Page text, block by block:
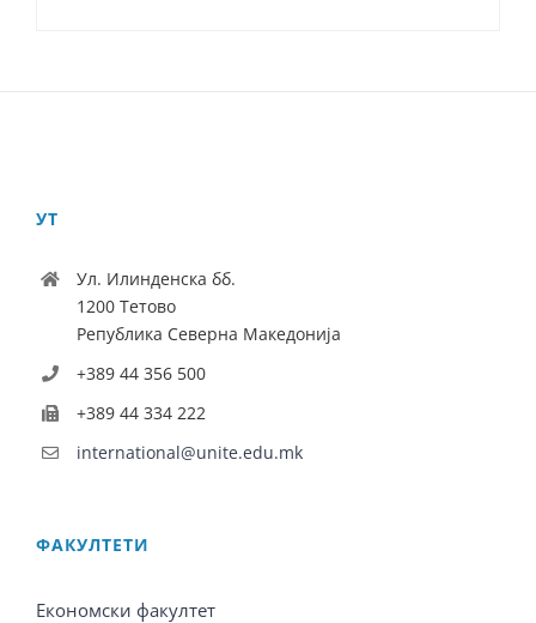
УТ
Ул. Илинденска бб.
1200 Тетово
Република Северна Македонија
+389 44 356 500
+389 44 334 222
international@unite.edu.mk
ФАКУЛТЕТИ
Економски факултет